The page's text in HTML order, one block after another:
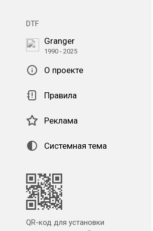
DTF
Granger
1990 - 2025
О проекте
Правила
Реклама
Системная тема
QR-код для установки